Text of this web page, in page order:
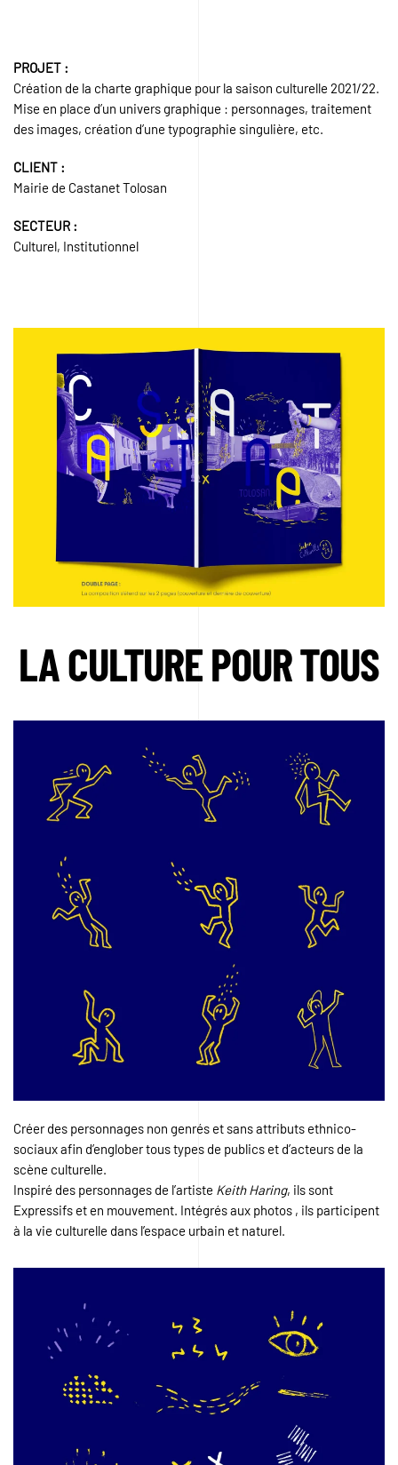
PROJET :
Création de la charte graphique pour la saison culturelle 2021/22.
Mise en place d’un univers graphique : personnages, traitement
des images, création d’une typographie singulière, etc.
CLIENT :
Mairie de Castanet Tolosan
SECTEUR :
Culturel, Institutionnel
LA CULTURE POUR TOUS
Créer des personnages non genrés et sans attributs ethnico-
sociaux afin d’englober tous types de publics et d’acteurs de la
scène culturelle.
Inspiré des personnages de l’artiste Keith Haring, ils sont
Expressifs et en mouvement. Intégrés aux photos , ils participent
à la vie culturelle dans l’espace urbain et naturel.